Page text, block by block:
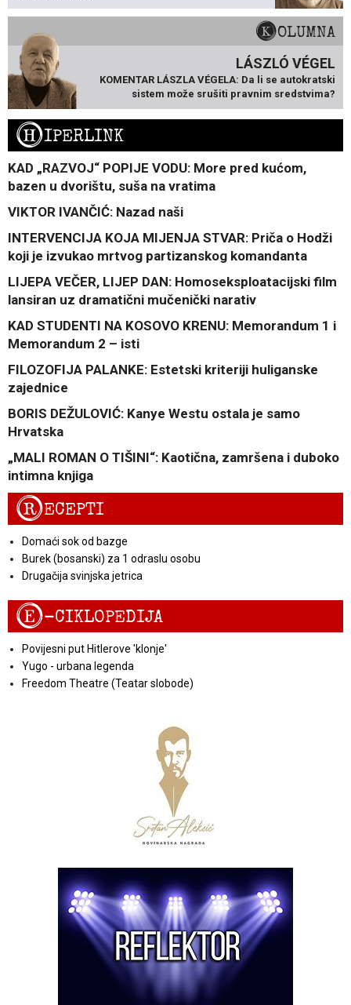
KOLUMNA
LÁSZLÓ VÉGEL
KOMENTAR LÁSZLA VÉGELA: Da li se autokratski
sistem može srušiti pravnim sredstvima?
HIPERLINK
KAD „RAZVOJ“ POPIJE VODU: More pred kućom,
bazen u dvorištu, suša na vratima
VIKTOR IVANČIĆ: Nazad naši
INTERVENCIJA KOJA MIJENJA STVAR: Priča o Hodži
koji je izvukao mrtvog partizanskog komandanta
LIJEPA VEČER, LIJEP DAN: Homoseksploatacijski film
lansiran uz dramatični mučenički narativ
KAD STUDENTI NA KOSOVO KRENU: Memorandum 1 i
Memorandum 2 – isti
FILOZOFIJA PALANKE: Estetski kriteriji huliganske
zajednice
BORIS DEŽULOVIĆ: Kanye Westu ostala je samo
Hrvatska
„MALI ROMAN O TIŠINI“: Kaotična, zamršena i duboko
intimna knjiga
RECEPTI
Domaći sok od bazge
Burek (bosanski) za 1 odraslu osobu
Drugačija svinjska jetrica
E-CIKLOPEDIJA
Povijesni put Hitlerove 'klonje'
Yugo - urbana legenda
Freedom Theatre (Teatar slobode)